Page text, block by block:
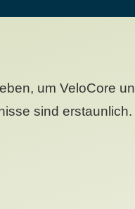
um VeloCore
sind erstaunlich.